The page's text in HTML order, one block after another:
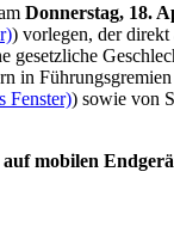
Donnerstag, 18.
) vorlegen, der
in
Fenster)) sowie von
mobilen